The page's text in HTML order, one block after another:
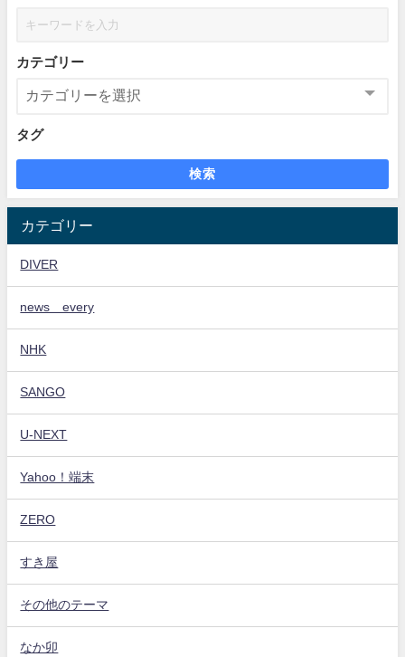
カテゴリー
タグ
検索
カテゴリー
DIVER
news every
NHK
SANGO
U-NEXT
Yahoo！端末
ZERO
すき屋
その他のテーマ
なか卯